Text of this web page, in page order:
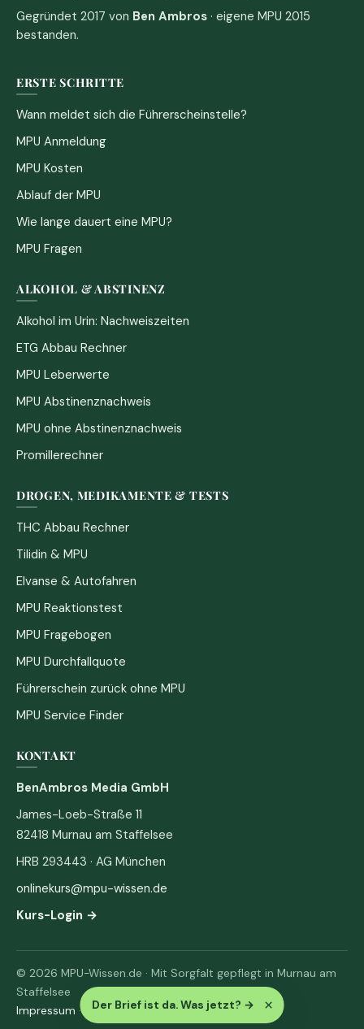
Der Brief ist da. Was jetzt? → ×
Gegründet 2017 von Ben Ambros · eigene MPU 2015
bestanden.
ERSTE SCHRITTE
Wann meldet sich die Führerscheinstelle?
MPU Anmeldung
MPU Kosten
Ablauf der MPU
Wie lange dauert eine MPU?
MPU Fragen
ALKOHOL & ABSTINENZ
Alkohol im Urin: Nachweiszeiten
ETG Abbau Rechner
MPU Leberwerte
MPU Abstinenznachweis
MPU ohne Abstinenznachweis
Promillerechner
DROGEN, MEDIKAMENTE & TESTS
THC Abbau Rechner
Tilidin & MPU
Elvanse & Autofahren
MPU Reaktionstest
MPU Fragebogen
MPU Durchfallquote
Führerschein zurück ohne MPU
MPU Service Finder
KONTAKT
BenAmbros Media GmbH
James-Loeb-Straße 11
82418 Murnau am Staffelsee
HRB 293443 · AG München
onlinekurs@mpu-wissen.de
Kurs-Login →
© 2026 MPU-Wissen.de · Mit Sorgfalt gepflegt in Murnau am
Staffelsee
Impressum · Datenschutz & AGB